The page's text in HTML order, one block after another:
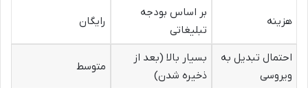
هزینه
بر اساس بودجه
تبلیغاتی
رایگان
احتمال تبدیل به
ویروسی
بسیار بالا (بعد از
ذخیره شدن)
متوسط